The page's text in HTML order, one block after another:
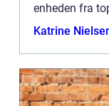
enheden fra
sammen. Men
Katrine